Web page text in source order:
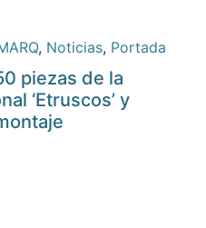
, Noticias, Portada
piezas de la
‘Etruscos’ y